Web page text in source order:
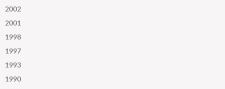
2002
2001
1998
1997
1993
1990